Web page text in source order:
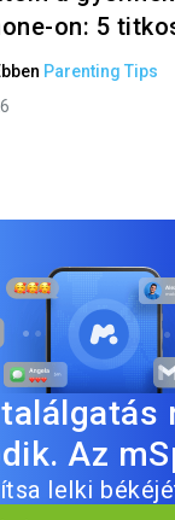
on: 5
Parenting Tips
Az
lelki